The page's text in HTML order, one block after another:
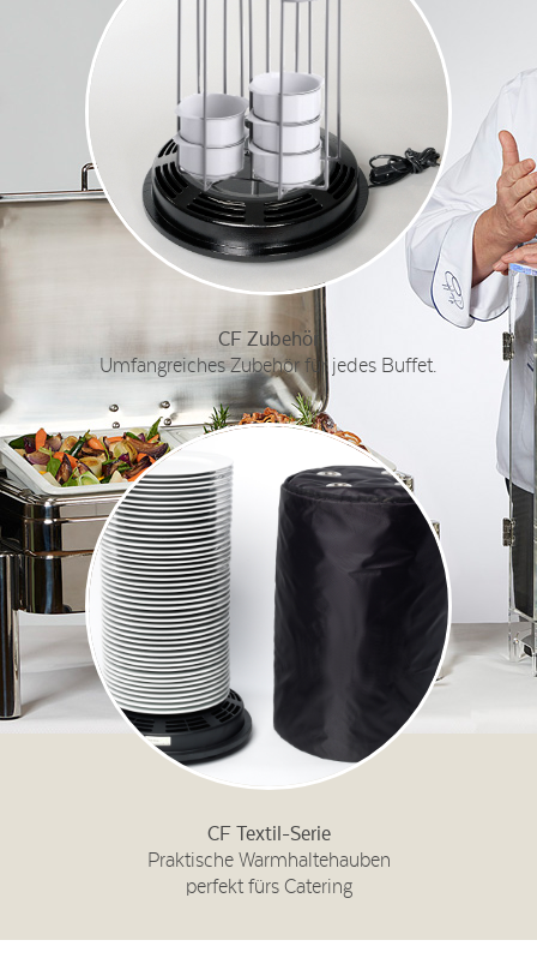
CF Zubehör
Umfangreiches Zubehör für jedes Buffet.
CF Textil-Serie
Praktische Warmhaltehauben
perfekt fürs Catering